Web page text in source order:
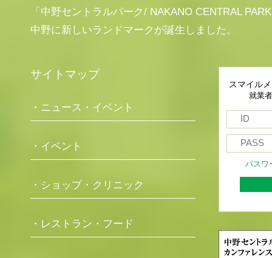
「中野セントラルパーク/ NAKANO CENTRAL
中野に新しいランドマークが誕生しました。
サイトマップ
・ニュース・イベント
・イベント
・ショップ・クリニック
・レストラン・フード
スマイル
就業
パスワ